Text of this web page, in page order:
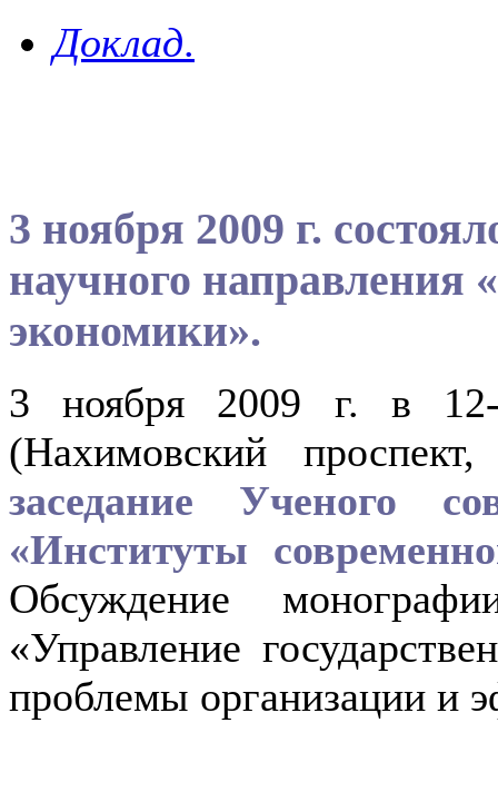
Доклад.
3 ноября 2009 г.
научного направления
экономики».
3 ноября 2009 г. в
(Нахимовский
заседание Ученого
«Институты
Обсуждение
«Управление
проблемы организации и